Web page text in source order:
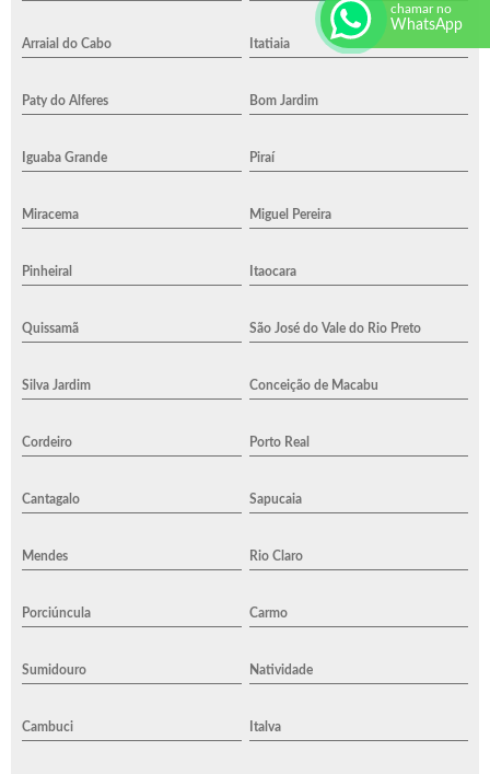
Arraial do Cabo Itatiaia
Paty do Alferes Bom Jardim
Iguaba Grande Piraí
Miracema Miguel Pereira
Pinheiral Itaocara
Quissamã São José do Vale do Rio Preto
Silva Jardim Conceição de Macabu
Cordeiro Porto Real
Cantagalo Sapucaia
Mendes Rio Claro
Porciúncula Carmo
Sumidouro Natividade
Cambuci Italva
chamar no
WhatsApp